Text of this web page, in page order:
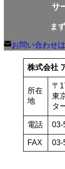
サ
ま
お問い合わせ
株式会社
所在
地
〒
東
タ
電話 03-
FAX 03-